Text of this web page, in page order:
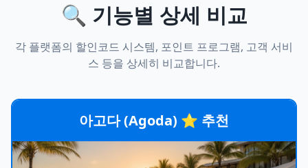
🔍 기능별 상세 비교
각 플랫폼의 할인코드 시스템, 포인트 프로그램, 고객 서비
스 등을 상세히 비교합니다.
아고다 (Agoda) ⭐ 추천